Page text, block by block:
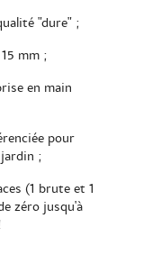
"dure" ;
mm ;
en main
pour
;
(1 brute et 1
zéro jusqu'à